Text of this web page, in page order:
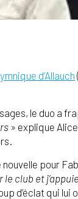
d’Allauch
le duo a
» explique
pour
club et
d’éclat qui